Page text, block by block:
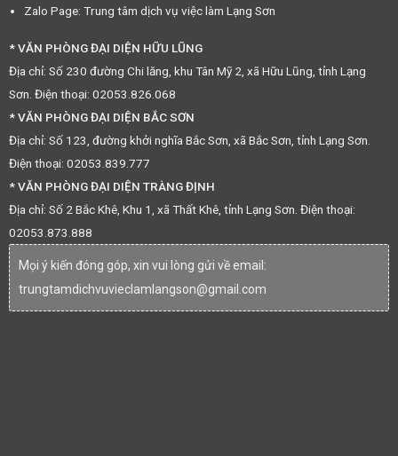
Zalo Page: Trung tâm dịch vụ việc làm Lạng Sơn
* VĂN PHÒNG ĐẠI DIỆN HỮU LŨNG
Địa chỉ: Số 230 đường Chi lăng, khu Tân Mỹ 2, xã Hữu Lũng, tỉnh Lạng
Sơn. Điện thoại: 02053.826.068
* VĂN PHÒNG ĐẠI DIỆN BẮC SƠN
Địa chỉ: Số 123, đường khởi nghĩa Bắc Sơn, xã Bắc Sơn, tỉnh Lạng Sơn.
Điện thoại: 02053.839.777
* VĂN PHÒNG ĐẠI DIỆN TRÀNG ĐỊNH
Địa chỉ: Số 2 Bắc Khê, Khu 1, xã Thất Khê, tỉnh Lạng Sơn. Điện thoại:
02053.873.888
Mọi ý kiến đóng góp, xin vui lòng gửi về email:
trungtamdichvuvieclamlangson@gmail.com